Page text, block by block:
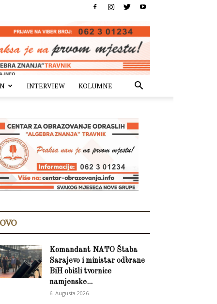
INTERVIEW KOLUMNE
Komandant NATO Štaba
Sarajevo i ministar odbrane
BiH obišli tvornice
namjenske...
6. Augusta 2026.